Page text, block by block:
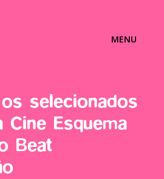
MENU
selecionados
Cine Esquema
Beat